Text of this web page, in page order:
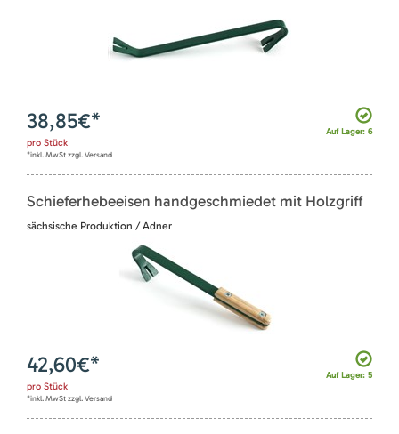
Auf Lager: 6
38,85€*
pro Stück
*inkl. MwSt zzgl. Versand
Schieferhebeeisen handgeschmiedet mit Holzgriff
sächsische Produktion / Adner
Auf Lager: 5
42,60€*
pro Stück
*inkl. MwSt zzgl. Versand